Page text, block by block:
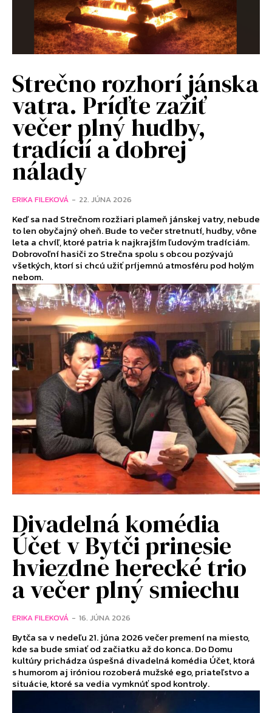
Strečno rozhorí jánska
vatra. Príďte zažiť
večer plný hudby,
tradícií a dobrej
nálady
ERIKA FILEKOVÁ - 22. JÚNA 2026
Keď sa nad Strečnom rozžiari plameň jánskej vatry, nebude
to len obyčajný oheň. Bude to večer stretnutí, hudby, vône
leta a chvíľ, ktoré patria k najkrajším ľudovým tradíciám.
Dobrovoľní hasiči zo Strečna spolu s obcou pozývajú
všetkých, ktorí si chcú užiť príjemnú atmosféru pod holým
nebom.
Divadelná komédia
Účet v Bytči prinesie
hviezdne herecké trio
a večer plný smiechu
ERIKA FILEKOVÁ - 16. JÚNA 2026
Bytča sa v nedeľu 21. júna 2026 večer premení na miesto,
kde sa bude smiať od začiatku až do konca. Do Domu
kultúry prichádza úspešná divadelná komédia Účet, ktorá
s humorom aj iróniou rozoberá mužské ego, priateľstvo a
situácie, ktoré sa vedia vymknúť spod kontroly.